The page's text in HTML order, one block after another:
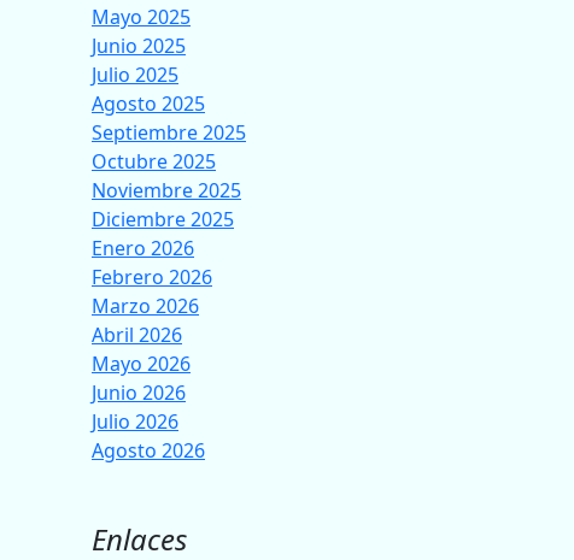
Mayo 2025
Junio 2025
Julio 2025
Agosto 2025
Septiembre 2025
Octubre 2025
Noviembre 2025
Diciembre 2025
Enero 2026
Febrero 2026
Marzo 2026
Abril 2026
Mayo 2026
Junio 2026
Julio 2026
Agosto 2026
Enlaces